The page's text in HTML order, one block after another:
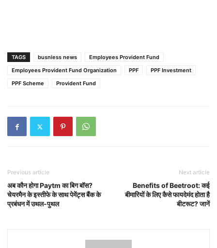
TAGS busniess news
Employees Provident Fund
Employees Provident Fund Organization
PPF
PPF Investment
PPF Scheme
Provident Fund
Previous article
अब कौन होगा Paytm का बिग बॉस?
चेयरमैन के इस्तीफे के साथ पेमेंट्स बैंक के
प्रबंधन में उथल-पुथल
Next article
Benefits of Beetroot: कई
बीमारियों के लिए कैसे फायदेमंद होता है
बीटरूट? जानें